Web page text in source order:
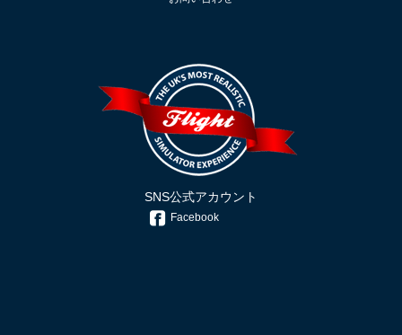
SNS公式アカウント
Facebook